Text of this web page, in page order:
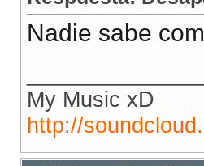
Nadie sabe
My Music xD
http://